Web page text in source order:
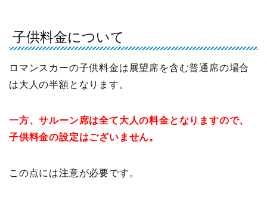
子供料金について
ロマンスカーの子供料金は展望席を含む普通席の場合
は大人の半額となります。
一方、サルーン席は全て大人の料金となりますので、
子供料金の設定はございません。
この点には注意が必要です。